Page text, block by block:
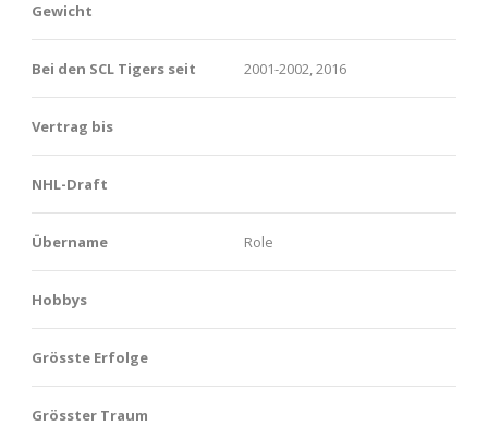
Gewicht
Bei den SCL Tigers seit 2001-2002, 2016
Vertrag bis
NHL-Draft
Übername Role
Hobbys
Grösste Erfolge
Grösster Traum